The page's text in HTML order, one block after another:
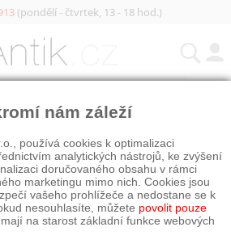
(pondělí - čtvrtek, 13 - 18 hod.)
nám záleží
používá cookies k optimalizaci
analytických nástrojů, ke zvýšení
doručovaného obsahu v rámci
marketingu mimo nich. Cookies jsou
vašeho prohlížeče a nedostane se k
nesouhlasíte, můžete povolit pouze
na starost základní funkce webových